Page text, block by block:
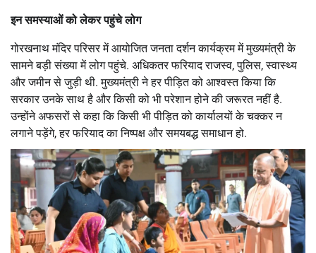
इन समस्याओं को लेकर पहुंचे लोग
गोरखनाथ मंदिर परिसर में आयोजित जनता दर्शन कार्यक्रम में मुख्यमंत्री के
सामने बड़ी संख्या में लोग पहुंचे. अधिकतर फरियाद राजस्व, पुलिस, स्वास्थ्य
और जमीन से जुड़ी थी. मुख्यमंत्री ने हर पीड़ित को आश्वस्त किया कि
सरकार उनके साथ है और किसी को भी परेशान होने की जरूरत नहीं है.
उन्होंने अफसरों से कहा कि किसी भी पीड़ित को कार्यालयों के चक्कर न
लगाने पड़ेंगे, हर फरियाद का निष्पक्ष और समयबद्ध समाधान हो.